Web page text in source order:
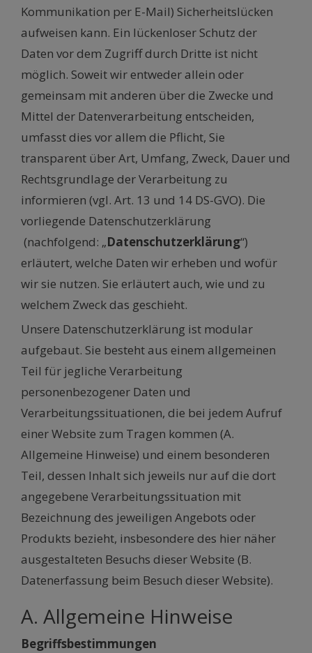
Kommunikation per E-Mail) Sicherheitslücken
aufweisen kann. Ein lückenloser Schutz der
Daten vor dem Zugriff durch Dritte ist nicht
möglich. Soweit wir entweder allein oder
gemeinsam mit anderen über die Zwecke und
Mittel der Datenverarbeitung entscheiden,
umfasst dies vor allem die Pflicht, Sie
transparent über Art, Umfang, Zweck, Dauer und
Rechtsgrundlage der Verarbeitung zu
informieren (vgl. Art. 13 und 14 DS-GVO). Die
vorliegende Datenschutzerklärung
(nachfolgend: „Datenschutzerklärung“)
erläutert, welche Daten wir erheben und wofür
wir sie nutzen. Sie erläutert auch, wie und zu
welchem Zweck das geschieht.
Unsere Datenschutzerklärung ist modular
aufgebaut. Sie besteht aus einem allgemeinen
Teil für jegliche Verarbeitung
personenbezogener Daten und
Verarbeitungssituationen, die bei jedem Aufruf
einer Website zum Tragen kommen (A.
Allgemeine Hinweise) und einem besonderen
Teil, dessen Inhalt sich jeweils nur auf die dort
angegebene Verarbeitungssituation mit
Bezeichnung des jeweiligen Angebots oder
Produkts bezieht, insbesondere des hier näher
ausgestalteten Besuchs dieser Website (B.
Datenerfassung beim Besuch dieser Website).
A. Allgemeine Hinweise
Begriffsbestimmungen